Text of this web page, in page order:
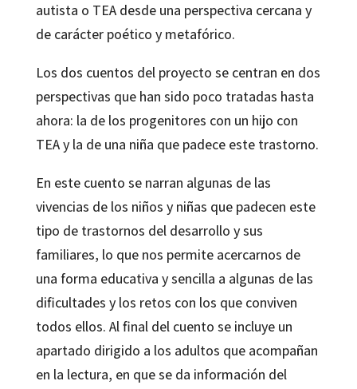
autista o TEA desde una perspectiva cercana y
de carácter poético y metafórico.
Los dos cuentos del proyecto se centran en dos
perspectivas que han sido poco tratadas hasta
ahora: la de los progenitores con un hijo con
TEA y la de una niña que padece este trastorno.
En este cuento se narran algunas de las
vivencias de los niños y niñas que padecen este
tipo de trastornos del desarrollo y sus
familiares, lo que nos permite acercarnos de
una forma educativa y sencilla a algunas de las
dificultades y los retos con los que conviven
todos ellos. Al final del cuento se incluye un
apartado dirigido a los adultos que acompañan
en la lectura, en que se da información del